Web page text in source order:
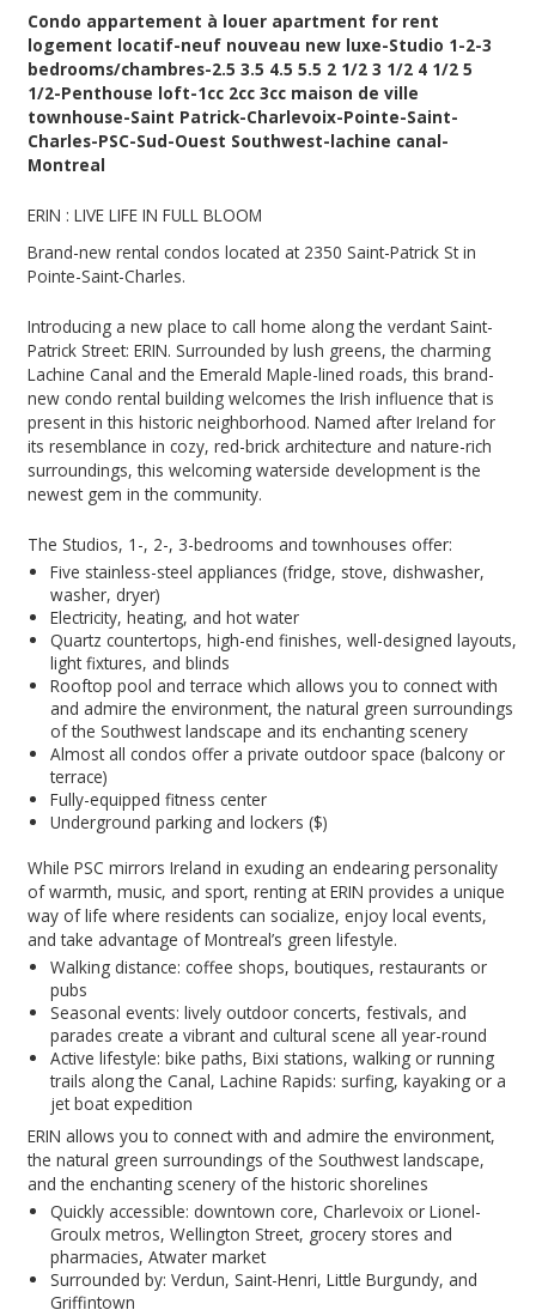
Condo appartement à louer apartment for rent
logement locatif-neuf nouveau new luxe-Studio 1-2-3
bedrooms/chambres-2.5 3.5 4.5 5.5 2 1/2 3 1/2 4 1/2 5
1/2-Penthouse loft-1cc 2cc 3cc maison de ville
townhouse-Saint Patrick-Charlevoix-Pointe-Saint-
Charles-PSC-Sud-Ouest Southwest-lachine canal-
Montreal
ERIN : LIVE LIFE IN FULL BLOOM
Brand-new rental condos located at 2350 Saint-Patrick St in
Pointe-Saint-Charles.
Introducing a new place to call home along the verdant Saint-
Patrick Street: ERIN. Surrounded by lush greens, the charming
Lachine Canal and the Emerald Maple-lined roads, this brand-
new condo rental building welcomes the Irish influence that is
present in this historic neighborhood. Named after Ireland for
its resemblance in cozy, red-brick architecture and nature-rich
surroundings, this welcoming waterside development is the
newest gem in the community.
The Studios, 1-, 2-, 3-bedrooms and townhouses offer:
Five stainless-steel appliances (fridge, stove, dishwasher,
washer, dryer)
Electricity, heating, and hot water
Quartz countertops, high-end finishes, well-designed layouts,
light fixtures, and blinds
Rooftop pool and terrace which allows you to connect with
and admire the environment, the natural green surroundings
of the Southwest landscape and its enchanting scenery
Almost all condos offer a private outdoor space (balcony or
terrace)
Fully-equipped fitness center
Underground parking and lockers ($)
While PSC mirrors Ireland in exuding an endearing personality
of warmth, music, and sport, renting at ERIN provides a unique
way of life where residents can socialize, enjoy local events,
and take advantage of Montreal’s green lifestyle.
Walking distance: coffee shops, boutiques, restaurants or
pubs
Seasonal events: lively outdoor concerts, festivals, and
parades create a vibrant and cultural scene all year-round
Active lifestyle: bike paths, Bixi stations, walking or running
trails along the Canal, Lachine Rapids: surfing, kayaking or a
jet boat expedition
ERIN allows you to connect with and admire the environment,
the natural green surroundings of the Southwest landscape,
and the enchanting scenery of the historic shorelines
Quickly accessible: downtown core, Charlevoix or Lionel-
Groulx metros, Wellington Street, grocery stores and
pharmacies, Atwater market
Surrounded by: Verdun, Saint-Henri, Little Burgundy, and
Griffintown